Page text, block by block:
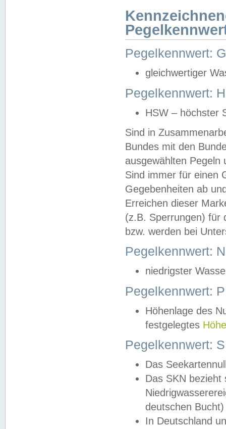
Pegelkennwert:
gleichwertiger
Pegelkennwert:
HSW – höchster
Sind in
Bundes mit den
ausgewählten
Sind immer für einen
Gegebenheiten ab
Erreichen dieser
(z.B. Sperrungen) für
bzw. werden bei
Pegelkennwert:
niedrigster
Pegelkennwert:
Höhenlage des
festgelegtes
Pegelkennwert:
Das
Das SKN
deutschen
In Deutschland